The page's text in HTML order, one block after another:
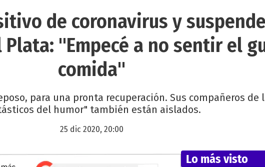
de coronavirus y
"Empecé a no sentir el
comida"
para una pronta recuperación. Sus compañeros de
del humor" también están aislados.
25 dic 2020, 20:00
Lo más visto